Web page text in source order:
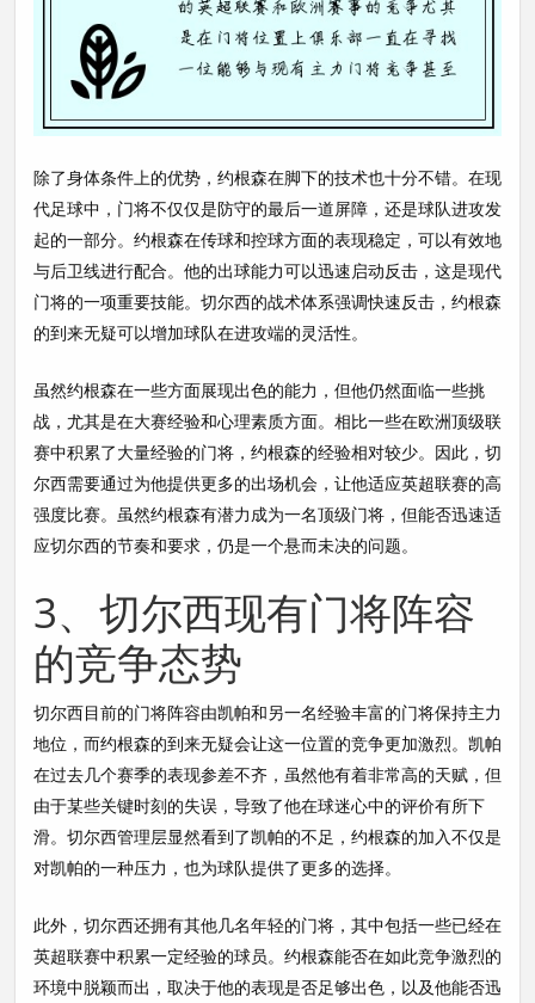
除了身体条件上的优势，约根森在脚下的技术也十分不错。在现
代足球中，门将不仅仅是防守的最后一道屏障，还是球队进攻发
起的一部分。约根森在传球和控球方面的表现稳定，可以有效地
与后卫线进行配合。他的出球能力可以迅速启动反击，这是现代
门将的一项重要技能。切尔西的战术体系强调快速反击，约根森
的到来无疑可以增加球队在进攻端的灵活性。
虽然约根森在一些方面展现出色的能力，但他仍然面临一些挑
战，尤其是在大赛经验和心理素质方面。相比一些在欧洲顶级联
赛中积累了大量经验的门将，约根森的经验相对较少。因此，切
尔西需要通过为他提供更多的出场机会，让他适应英超联赛的高
强度比赛。虽然约根森有潜力成为一名顶级门将，但能否迅速适
应切尔西的节奏和要求，仍是一个悬而未决的问题。
3、切尔西现有门将阵容
的竞争态势
切尔西目前的门将阵容由凯帕和另一名经验丰富的门将保持主力
地位，而约根森的到来无疑会让这一位置的竞争更加激烈。凯帕
在过去几个赛季的表现参差不齐，虽然他有着非常高的天赋，但
由于某些关键时刻的失误，导致了他在球迷心中的评价有所下
滑。切尔西管理层显然看到了凯帕的不足，约根森的加入不仅是
对凯帕的一种压力，也为球队提供了更多的选择。
此外，切尔西还拥有其他几名年轻的门将，其中包括一些已经在
英超联赛中积累一定经验的球员。约根森能否在如此竞争激烈的
环境中脱颖而出，取决于他的表现是否足够出色，以及他能否迅